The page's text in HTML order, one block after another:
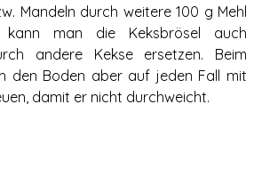
Mandeln durch weitere 100 g Mehl
kann man die Keksbrösel auch
andere Kekse ersetzen. Beim
den Boden aber auf jeden Fall mit
damit er nicht durchweicht.